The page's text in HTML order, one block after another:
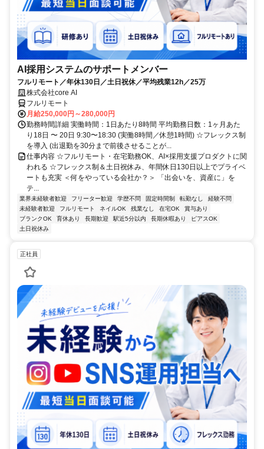
AI採用システムのサポートメンバー
フルリモート／年休130日／土日祝休／平均残業12h／25万
株式会社core AI
フルリモート
月給250,000円～280,000円
勤務時間詳細 実働時間：1日あたり8時間 平均勤務日数：1ヶ月あた
り18日 〜 20日 9:30〜18:30 (実働8時間／休憩1時間) ☆フレックス制
を導入 (出退勤を30分まで前後させることが...
仕事内容 ☆フルリモート・在宅勤務OK、AI×採用支援プロダクトに関
われる ☆フレックス制＆土日祝休み、年間休日130日以上でプライベ
ートも充実 ＜何をやっている会社か？＞ 「出会いを、資産に」を
テ...
業界未経験者歓迎 フリーター歓迎 学歴不問 固定時間制 転勤なし
経験不問
未経験者歓迎
フルリモート ネイルOK 残業なし 在宅OK
賞与あり
ブランクOK
育休あり 長期歓迎 駅近5分以内 長期休暇あり
ピアスOK
土日祝休み
正社員